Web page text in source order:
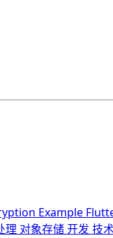
Example
理 对象存储开发技